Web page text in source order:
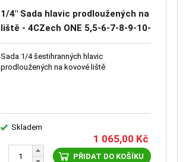
1/4" Sada hlavic prodloužených na
liště - 4CZech ONE 5,5-6-7-8-9-10-
11-12-13-14mm + kardan +
adaptér na bity 1/4"
Sada 1/4 šestihranných hlavic
prodloužených na kovové liště
Skladem
1 065,00 Kč
PŘIDAT DO KOŠÍKU